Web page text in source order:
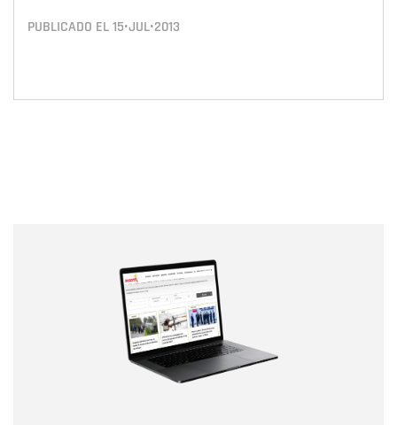
PUBLICADO EL15•JUL•2013
Correo electrónico
Tipo de comentario